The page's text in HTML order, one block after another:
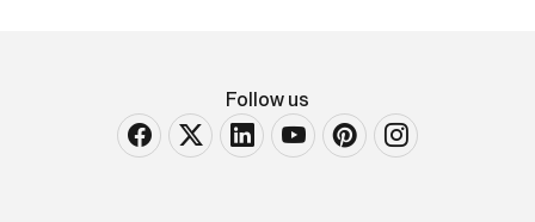
Follow us